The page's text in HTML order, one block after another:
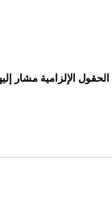
الحقول الإلزامية مشار